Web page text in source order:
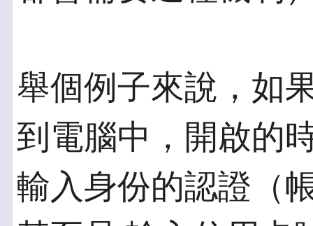
舉個例子來說，如
到電腦中，開啟的
輸入身份的認證（